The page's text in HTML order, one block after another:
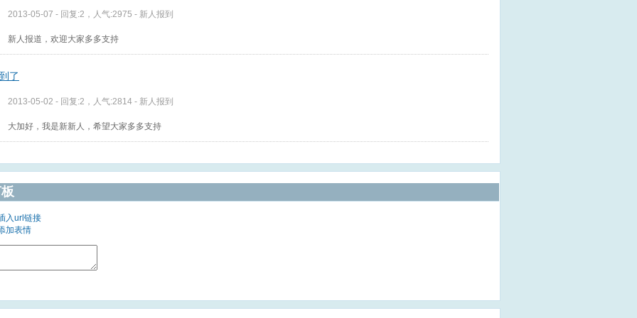
2013-05-07 - 回复:2，人气:2975 - 新人报到
新人报道，欢迎大家多多支持
了
2013-05-02 - 回复:2，人气:2814 - 新人报到
大加好，我是新新人，希望大家多多支持
入url链接
加表情